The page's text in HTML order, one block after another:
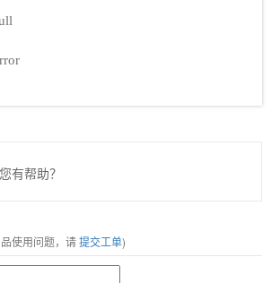
有帮助？
使用问题，请提交工单)